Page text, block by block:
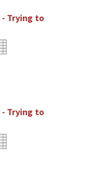
- Trying to
- Trying to